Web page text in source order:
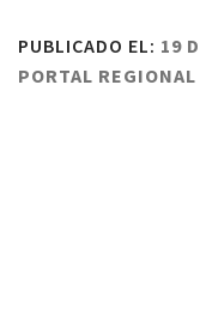
PUBLICADO EL: 19
PORTAL REGIONAL